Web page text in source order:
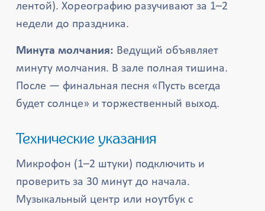
лентой). Хореографию разучивают за 1–2
недели до праздника.
Минута молчания: Ведущий объявляет
минуту молчания. В зале полная тишина.
После — финальная песня «Пусть всегда
будет солнце» и торжественный выход.
Технические указания
Микрофон (1–2 штуки) подключить и
проверить за 30 минут до начала.
Музыкальный центр или ноутбук с